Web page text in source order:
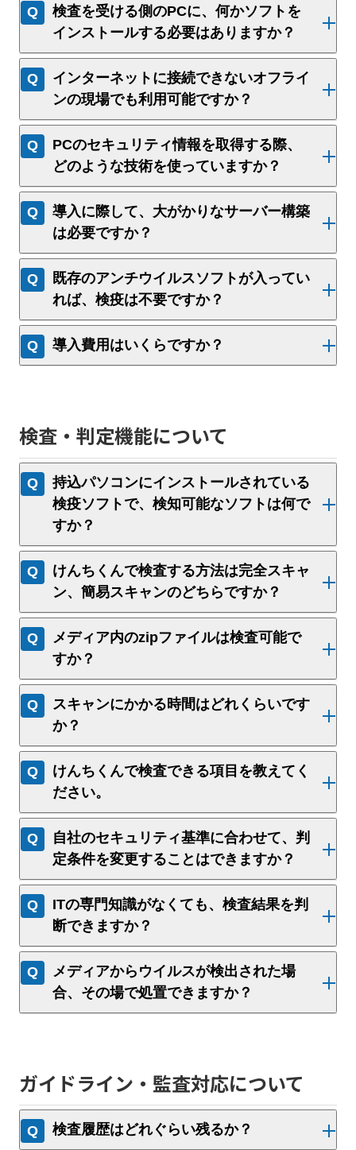
検査を受ける側のPCに、何かソフトを
インストールする必要はありますか？
インターネットに接続できないオフライ
ンの現場でも利用可能ですか？
PCのセキュリティ情報を取得する際、
どのような技術を使っていますか？
導入に際して、大がかりなサーバー構築
は必要ですか？
既存のアンチウイルスソフトが入ってい
れば、検疫は不要ですか？
導入費用はいくらですか？
検査・判定機能について
持込パソコンにインストールされている
検疫ソフトで、検知可能なソフトは何で
すか？
けんちくんで検査する方法は完全スキャ
ン、簡易スキャンのどちらですか？
メディア内のzipファイルは検査可能で
すか？
スキャンにかかる時間はどれくらいです
か？
けんちくんで検査できる項目を教えてく
ださい。
自社のセキュリティ基準に合わせて、判
定条件を変更することはできますか？
ITの専門知識がなくても、検査結果を判
断できますか？
メディアからウイルスが検出された場
合、その場で処置できますか？
ガイドライン・監査対応について
検査履歴はどれぐらい残るか？